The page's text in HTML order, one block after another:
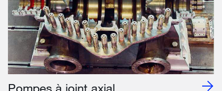
Pompes à joint axial